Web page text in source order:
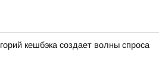
кешбэка создает волны спроса